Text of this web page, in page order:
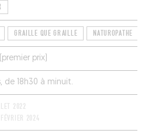
GRAILLE QUE GRAILLE NATUROPATHE
prix)
de 18h30 à minuit.
2022
2024